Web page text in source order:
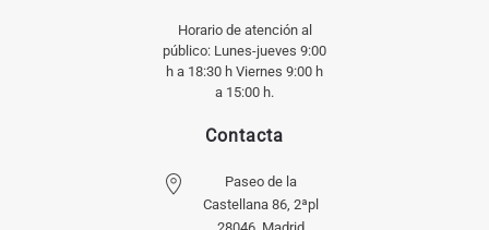
Horario de atención al
público: Lunes-jueves 9:00
h a 18:30 h Viernes 9:00 h
a 15:00 h.
Contacta
Paseo de la
Castellana 86, 2ªpl